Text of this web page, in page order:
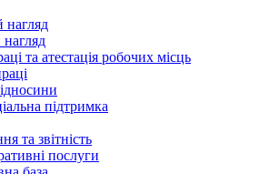
нагляд
та атестація робочих місць
підтримка
та звітність
послуги